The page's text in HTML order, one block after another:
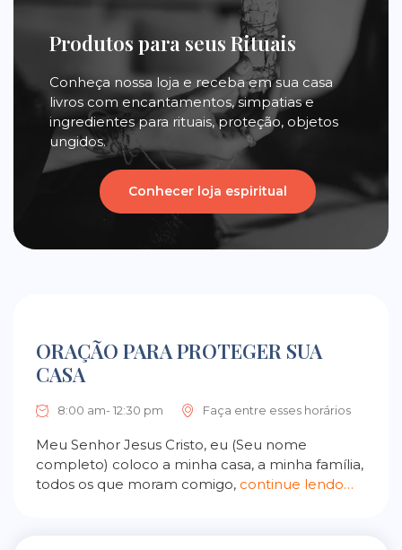
Produtos para seus Rituais
Conheça nossa loja e receba em sua casa
livros com encantamentos, simpatias e
ingredientes para rituais, proteção, objetos
ungidos.
Conhecer loja espiritual
ORAÇÃO PARA PROTEGER SUA
CASA
8:00 am- 12:30 pm Faça entre esses horários
Meu Senhor Jesus Cristo, eu (Seu nome
completo) coloco a minha casa, a minha família,
todos os que moram comigo, continue lendo…